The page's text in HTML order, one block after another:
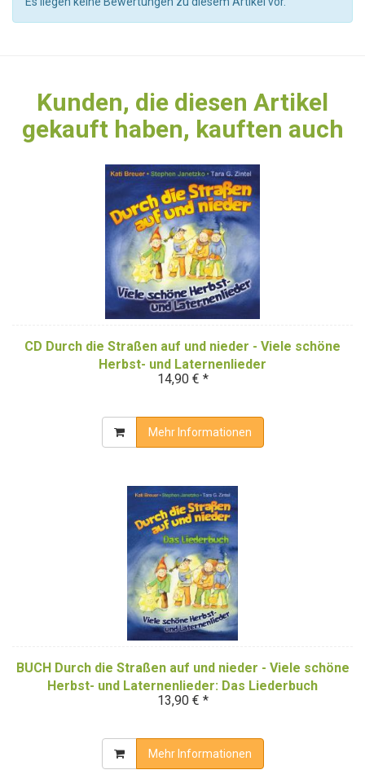
Kunden, die diesen Artikel
gekauft haben, kauften auch
CD Durch die Straßen auf und nieder - Viele schöne
Herbst- und Laternenlieder
14,90 € *
Mehr Informationen
BUCH Durch die Straßen auf und nieder - Viele schöne
Herbst- und Laternenlieder: Das Liederbuch
13,90 € *
Mehr Informationen